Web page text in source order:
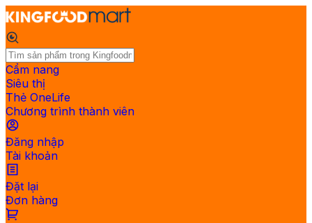
Cẩm nang
Siêu thị
Thẻ OneLife
Chương trình thành viên
Đăng nhập
Tài khoản
Đặt lại
Đơn hàng